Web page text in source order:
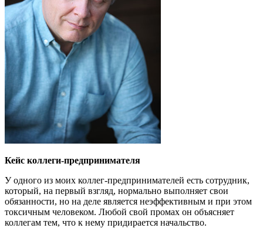
Кейс коллеги-предпринимателя
У одного из моих коллег-предпринимателей есть сотрудник,
который, на первый взгляд, нормально выполняет свои
обязанности, но на деле является неэффективным и при этом
токсичным человеком. Любой свой промах он объясняет
коллегам тем, что к нему придирается начальство.